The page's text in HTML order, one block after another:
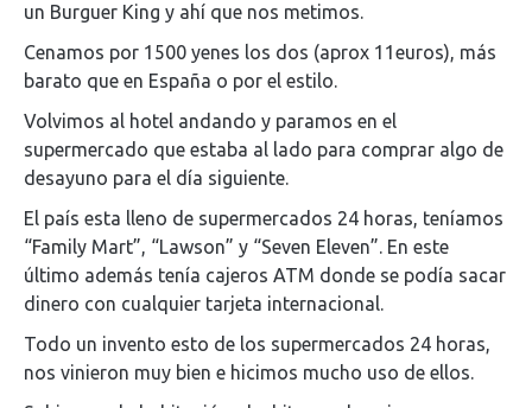
un Burguer King y ahí que nos metimos.
Cenamos por 1500 yenes los dos (aprox 11euros), más
barato que en España o por el estilo.
Volvimos al hotel andando y paramos en el
supermercado que estaba al lado para comprar algo de
desayuno para el día siguiente.
El país esta lleno de supermercados 24 horas, teníamos
“Family Mart”, “Lawson” y “Seven Eleven”. En este
último además tenía cajeros ATM donde se podía sacar
dinero con cualquier tarjeta internacional.
Todo un invento esto de los supermercados 24 horas,
nos vinieron muy bien e hicimos mucho uso de ellos.